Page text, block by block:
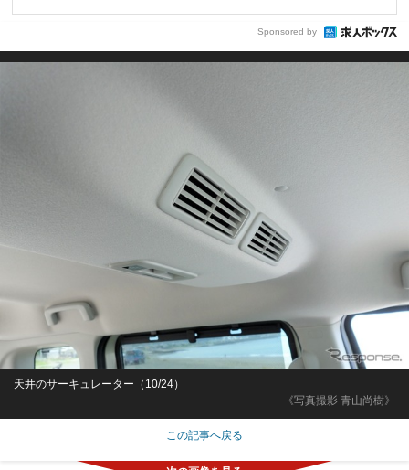
Sponsored by
《写真撮影 青山尚樹》
天井のサーキュレーター（10/24）
この記事へ戻る